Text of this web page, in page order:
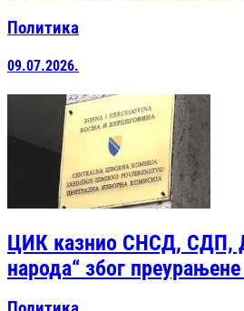
Политика
09.07.2026.
ЦИК казнио СНСД, СДП,
народа“ због